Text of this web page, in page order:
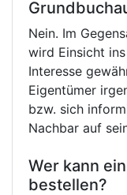
Nein. Im
wird Einsicht
Interesse
Eigentümer
bzw. sich
Nachbar auf
Wer kann
bestellen?